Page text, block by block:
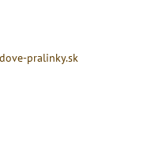
pralinky.sk